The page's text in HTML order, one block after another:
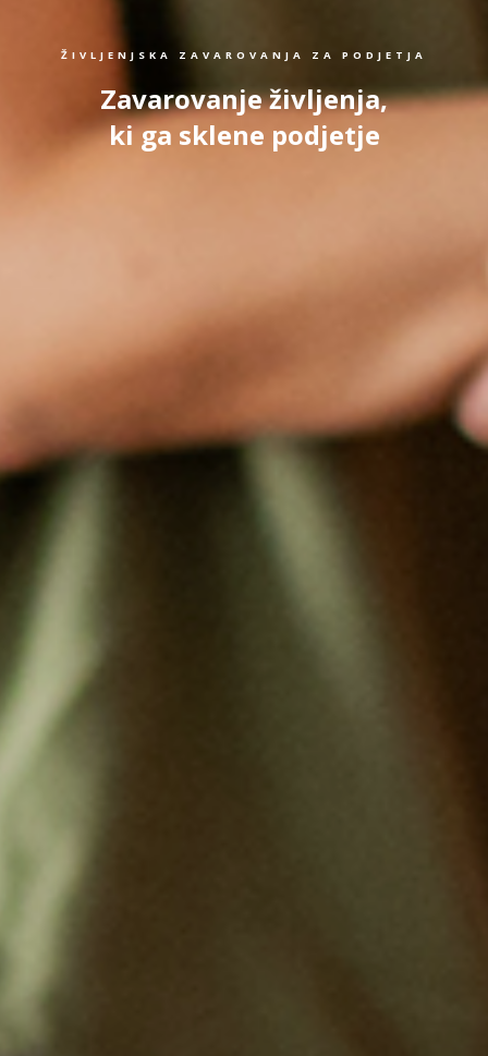
ŽIVLJENJSKA ZAVAROVANJA ZA PODJETJA
Zavarovanje življenja,
ki ga sklene podjetje